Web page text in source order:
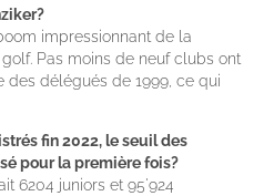
impressionnant de la
Pas moins de neuf clubs ont
délégués de 1999, ce qui
fin 2022, le seuil des
pour la première fois?
6204 juniors et 95'924